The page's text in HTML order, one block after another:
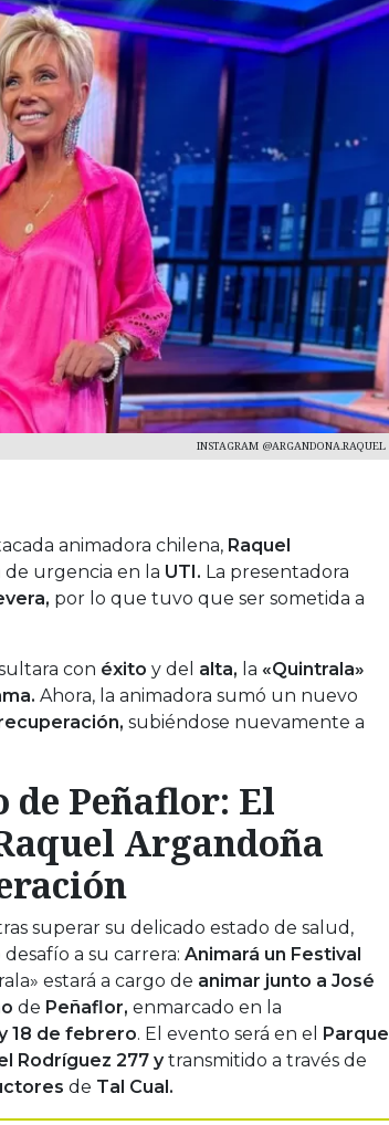
INSTAGRAM @ARGANDONA.RAQUEL
animadora chilena, Raquel
urgencia en la UTI. La presentadora
por lo que tuvo que ser sometida a
con éxito y del alta, la «Quintrala»
Ahora, la animadora sumó un nuevo
subiéndose nuevamente a
de Peñaflor: El
Argandoña
superar su delicado estado de salud,
a su carrera: Animará un Festival
estará a cargo de animar junto a José
de Peñaflor, enmarcado en la
18 de febrero. El evento será en el Parque
Rodríguez 277 ytransmitido a través de
de Tal Cual.